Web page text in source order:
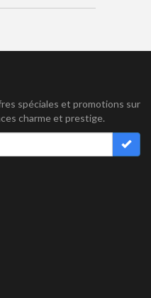
spéciales et promotions sur
charme et prestige.